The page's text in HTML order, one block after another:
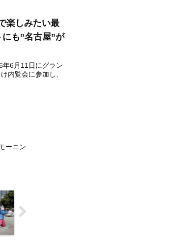
楽しみたい最
も”名古屋”が
年6月11日にグラン
内覧会に参加し、
ーニン